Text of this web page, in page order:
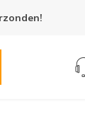
in Cuijk!